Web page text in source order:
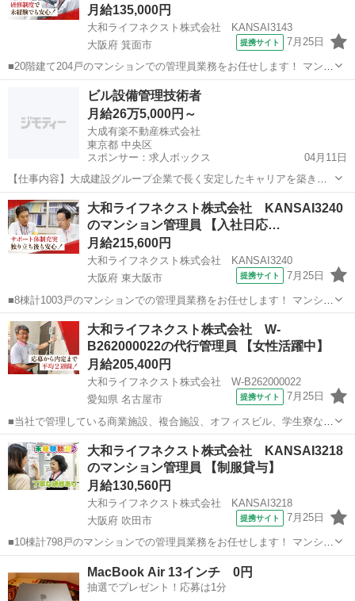
月給135,000円
大和ライフネクスト株式会社 KANSAI3143
大阪府 箕面市
提携サイト 7月25日
■20階建て204戸のマンションでの管理員業務をお任せします！ マンシ
ョンにお住まいの方々の快適な暮らしを支える大切な仕事です。 具体
的には ・受付業務（来訪者の応対、お住まいのお客様からのお問い合
わせ・ご相談など） ・共...
マンション管理
ビル設備管理技術者
月給26万5,000円～
大成有楽不動産株式会社
東京都 中央区
スポンサー：求人ボックス
04月11日
【仕事内容】大成建設グループ企業で長く安定したキャリアを築きま
しょう! ビル管理経験があり、建築物環境衛生管理技術者または電気主
任技術者の資格をお持ちの方を募集しています。 当社の管理するビル
における設備運転・点検・保守・管理業務...
正社員
大和ライフネクスト株式会社 KANSAI3240
のマンション管理員 【入社日応…
月給215,600円
大和ライフネクスト株式会社 KANSAI3240
大阪府 東大阪市
提携サイト 7月25日
■8棟計1003戸のマンションでの管理員業務をお任せします！ マンショ
ンにお住まいの方々の快適な暮らしを支える大切な仕事です。 具体的
には ・受付業務（来訪者の応対、お住まいのお客様からのお問い合わ
せ・ご相談など） ・共用...
大阪 東大阪市 マンション管理
大和ライフネクスト株式会社 W-
B262000022の代行管理員 【女性活躍中】
月給205,400円
大和ライフネクスト株式会社 W-B262000022
愛知県 名古屋市
提携サイト 7月25日
■当社で管理している商業施設、複合施設、オフィスビル、学生寮など
で、代行の管理スタッフとして勤務していただくお仕事です。 シフト
に応じて、愛知・岐阜で管理する勤務地含めた計5棟の代行業務をお願
いいたします。 ・館内・建物周...
愛知 名古屋市 マンション管理
大和ライフネクスト株式会社 KANSAI3218
のマンション管理員 【制服貸与】
月給130,560円
大和ライフネクスト株式会社 KANSAI3218
大阪府 吹田市
提携サイト 7月25日
■10棟計798戸のマンションでの管理員業務をお任せします！ マンショ
ンにお住まいの方々の快適な暮らしを支える大切な仕事です。 具体的
には ・受付業務（来訪者の応対、お住まいのお客様からのお問い合わ
せ・ご相談など） ・共用...
MacBook Air 13インチ 0円
抽選でプレゼント！応募は1分